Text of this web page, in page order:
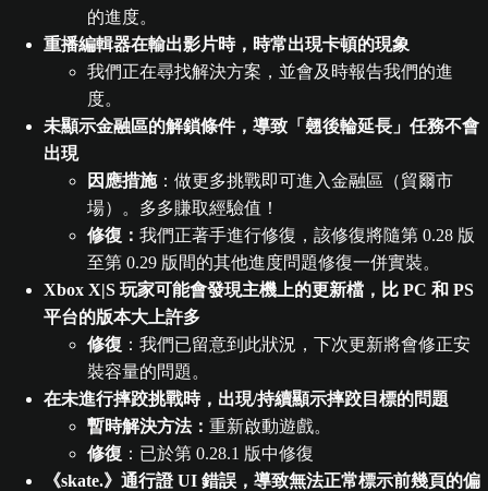
的進度。
重播編輯器在輸出影片時，時常出現卡頓的現象
我們正在尋找解決方案，並會及時報告我們的進
度。
未顯示金融區的解鎖條件，導致「翹後輪延長」任務不會
出現
因應措施：做更多挑戰即可進入金融區（貿爾市
場）。多多賺取經驗值！
修復： 我們正著手進行修復，該修復將隨第 0.28 版
至第 0.29 版間的其他進度問題修復一併實裝。
Xbox X|S 玩家可能會發現主機上的更新檔，比 PC 和 PS
平台的版本大上許多
修復 ：我們已留意到此狀況，下次更新將會修正安
裝容量的問題。
在未進行摔跤挑戰時，出現/持續顯示摔跤目標的問題
暫時解決方法： 重新啟動遊戲。
修復 ：已於第 0.28.1 版中修復
《skate.》通行證 UI 錯誤，導致無法正常標示前幾頁的偏